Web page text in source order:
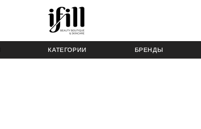
КАТЕГОРИИ БРЕНДЫ